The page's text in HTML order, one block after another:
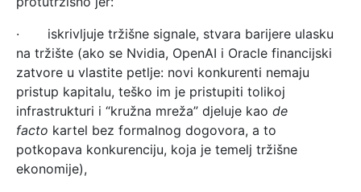
· iskrivljuje tržišne signale, stvara barijere ulasku
na tržište (ako se Nvidia, OpenAI i Oracle financijski
zatvore u vlastite petlje: novi konkurenti nemaju
pristup kapitalu, teško im je pristupiti tolikoj
infrastrukturi i “kružna mreža” djeluje kao de
facto kartel bez formalnog dogovora, a to
potkopava konkurenciju, koja je temelj tržišne
ekonomije),